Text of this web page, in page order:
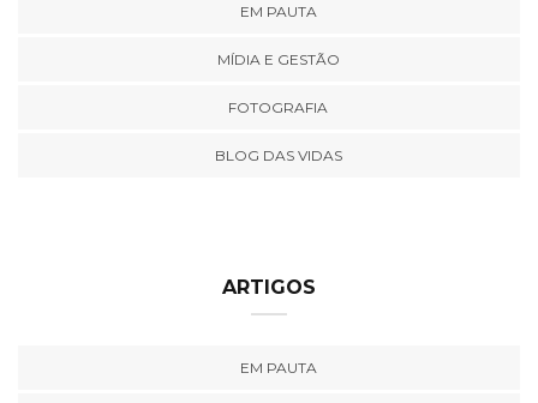
EM PAUTA
MÍDIA E GESTÃO
FOTOGRAFIA
BLOG DAS VIDAS
ARTIGOS
EM PAUTA